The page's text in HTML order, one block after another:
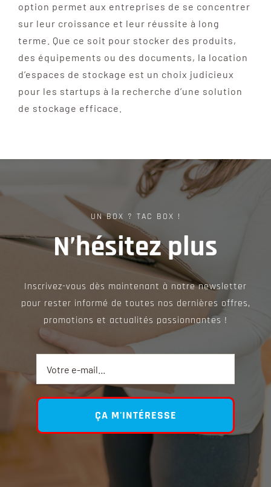
option permet aux entreprises de se concentrer
sur leur croissance et leur réussite à long
terme. Que ce soit pour stocker des produits,
des équipements ou des documents, la location
d’espaces de stockage est un choix judicieux
pour les startups à la recherche d’une solution
de stockage efficace.
UN BOX ? TAC BOX !
N’hésitez plus
Inscrivez-vous dès maintenant à notre newsletter
pour rester informé de toutes nos dernières offres,
promotions et actualités passionnantes !
ÇA M'INTÉRESSE